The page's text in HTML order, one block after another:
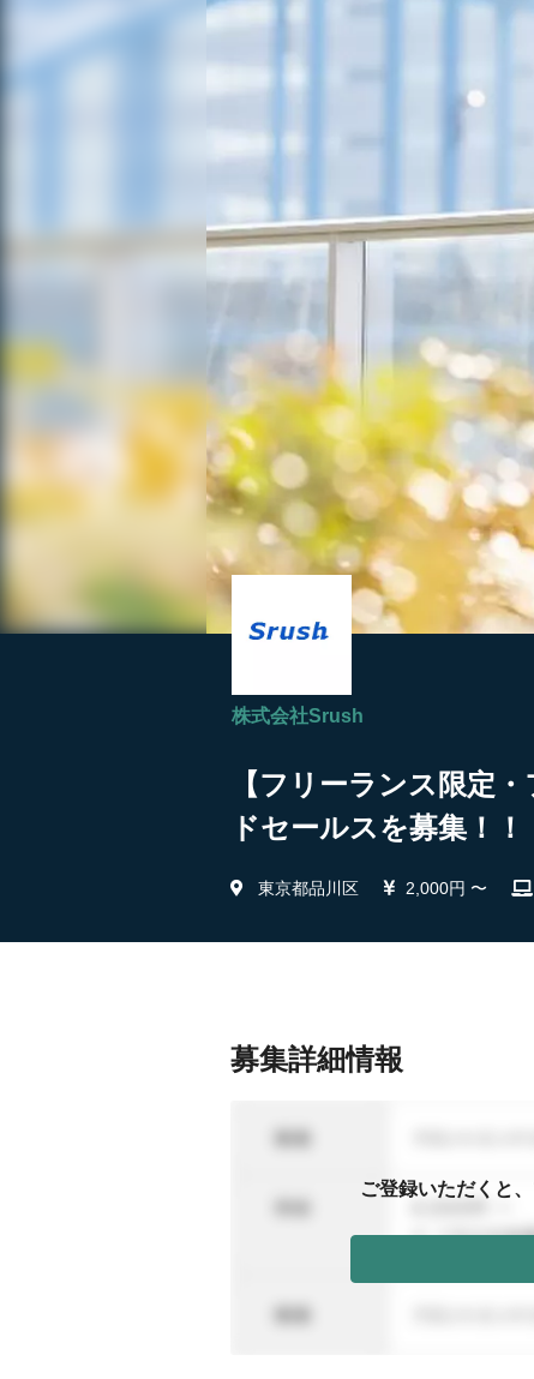
株式会社Srush
【フリーランス限定
ドセールスを募集！
東京都品川区 2,000円 〜
募集詳細情報
ご登録いただくと